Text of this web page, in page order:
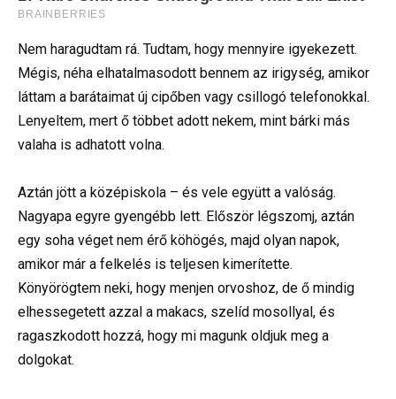
Nem haragudtam rá. Tudtam, hogy mennyire igyekezett.
Mégis, néha elhatalmasodott bennem az irigység, amikor
láttam a barátaimat új cipőben vagy csillogó telefonokkal.
Lenyeltem, mert ő többet adott nekem, mint bárki más
valaha is adhatott volna.
Aztán jött a középiskola – és vele együtt a valóság.
Nagyapa egyre gyengébb lett. Először légszomj, aztán
egy soha véget nem érő köhögés, majd olyan napok,
amikor már a felkelés is teljesen kimerítette.
Könyörögtem neki, hogy menjen orvoshoz, de ő mindig
elhessegetett azzal a makacs, szelíd mosollyal, és
ragaszkodott hozzá, hogy mi magunk oldjuk meg a
dolgokat.